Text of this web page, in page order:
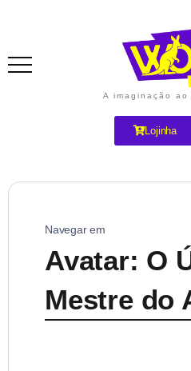
A imaginação ao
Lojinha
Navegar em
Avatar: O
Mestre do